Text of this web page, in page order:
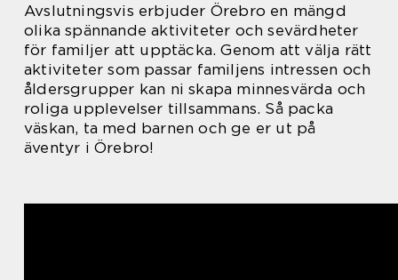
Avslutningsvis erbjuder Örebro en mängd
olika spännande aktiviteter och sevärdheter
för familjer att upptäcka. Genom att välja rätt
aktiviteter som passar familjens intressen och
åldersgrupper kan ni skapa minnesvärda och
roliga upplevelser tillsammans. Så packa
väskan, ta med barnen och ge er ut på
äventyr i Örebro!